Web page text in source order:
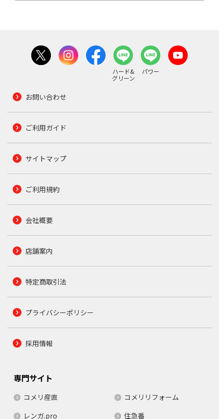
ハード&
グリーン
パワー
お問い合わせ
ご利用ガイド
サイトマップ
ご利用規約
会社概要
店舗案内
特定商取引法
プライバシーポリシー
採用情報
専門サイト
コメリ産直
コメリリフォーム
レンガ.pro
住急番